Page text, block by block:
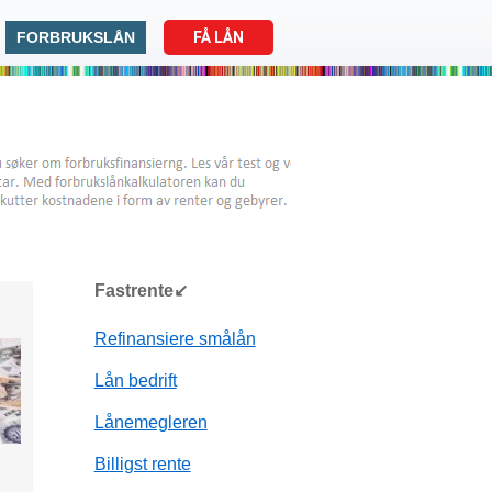
FORBRUKSLÅN FÅ LÅN
Fastrente↙
Refinansiere smålån
Lån bedrift
Lånemegleren
Billigst rente